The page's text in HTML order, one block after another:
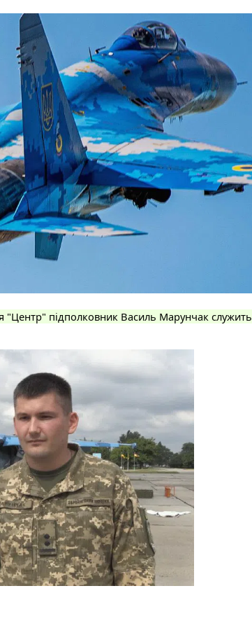
"Центр" підполковник Василь Марунчак служить
ПОРАНЕНЬ, ОТРИМАНИХ НА ВІЙНІ,
ВОЇН ЮРІЙ ВОЙТИК
2025 0